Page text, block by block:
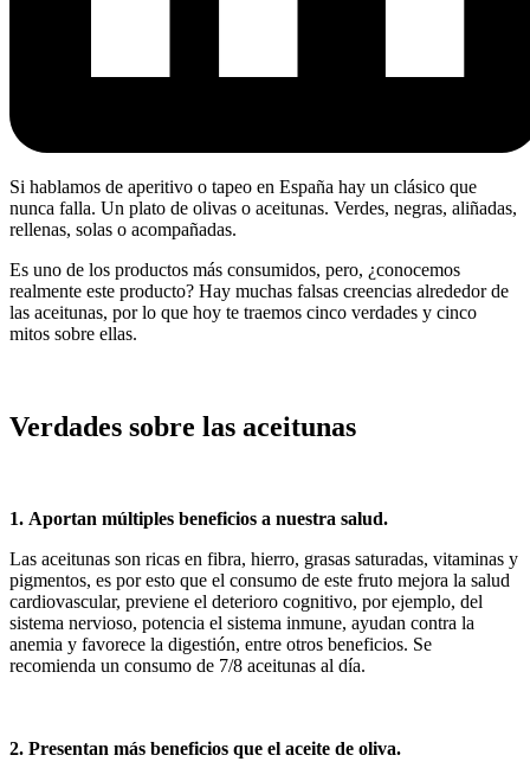
Si hablamos de aperitivo o tapeo en España hay un clásico que
nunca falla. Un plato de olivas o aceitunas. Verdes, negras, aliñadas,
rellenas, solas o acompañadas.
Es uno de los productos más consumidos, pero, ¿conocemos
realmente este producto? Hay muchas falsas creencias alrededor de
las aceitunas, por lo que hoy te traemos cinco verdades y cinco
mitos sobre ellas.
Verdades sobre las aceitunas
1. Aportan múltiples beneficios a nuestra salud.
Las aceitunas son ricas en fibra, hierro, grasas saturadas, vitaminas y
pigmentos, es por esto que el consumo de este fruto mejora la salud
cardiovascular, previene el deterioro cognitivo, por ejemplo, del
sistema nervioso, potencia el sistema inmune, ayudan contra la
anemia y favorece la digestión, entre otros beneficios. Se
recomienda un consumo de 7/8 aceitunas al día.
2. Presentan más beneficios que el aceite de oliva.